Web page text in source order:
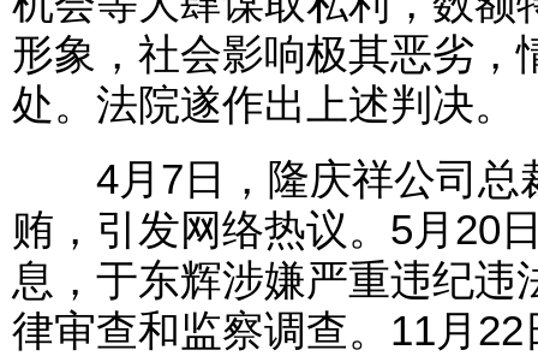
形象，社会影响极其恶劣，
处。法院遂作出上述判决。
4月7日，隆庆祥公司总
贿，引发网络热议。5月20
息，于东辉涉嫌严重违纪
律审查和监察调查。11月